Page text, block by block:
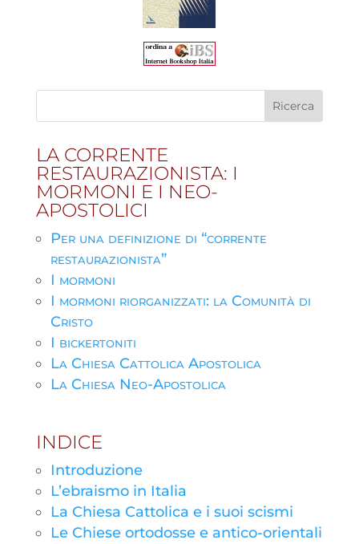
LA CORRENTE
RESTAURAZIONISTA: I
MORMONI E I NEO-
APOSTOLICI
Per una definizione di “corrente
restaurazionista”
I mormoni
I mormoni riorganizzati: la Comunità di
Cristo
I bickertoniti
La Chiesa Cattolica Apostolica
La Chiesa Neo-Apostolica
INDICE
Introduzione
L’ebraismo in Italia
La Chiesa Cattolica e i suoi scismi
Le Chiese ortodosse e antico-orientali